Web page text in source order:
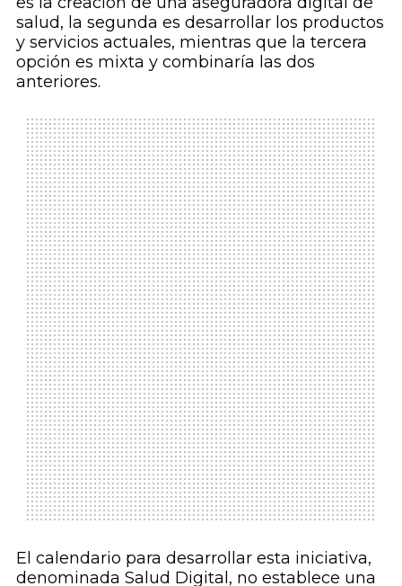
salud, la segunda es desarrollar los productos
y servicios actuales, mientras que la tercera
opción es mixta y combinaría las dos
anteriores.
El calendario para desarrollar esta iniciativa,
denominada Salud Digital, no establece una